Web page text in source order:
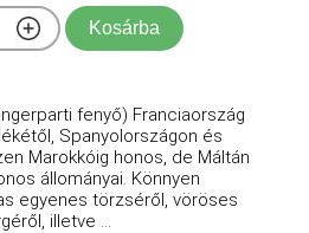
Kosárba
fenyő) Franciaország
Spanyolországon és
Marokkóig honos, de Máltán
állományai. Könnyen
egyenes törzséről, vöröses
illetve ...